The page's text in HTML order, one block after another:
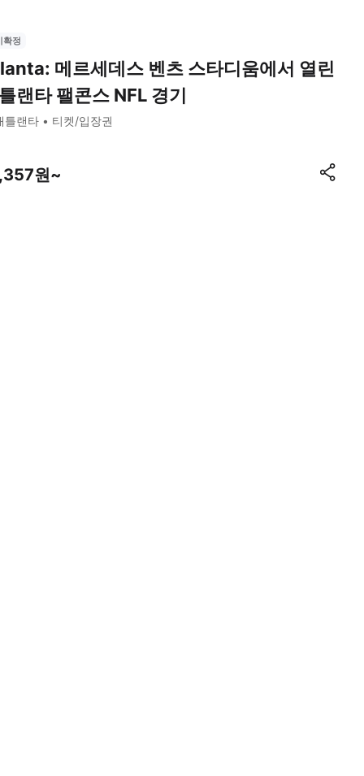
확정
메르세데스 벤츠 스타디움에서 열린
랜타 팰콘스 NFL 경기
틀랜타 티켓/입장권
원~